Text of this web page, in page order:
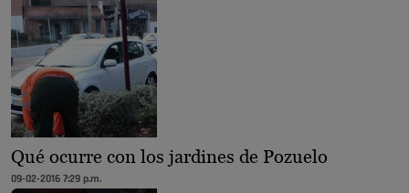
Qué ocurre con los jardines de Pozuelo
09-02-2016 7:29 p.m.